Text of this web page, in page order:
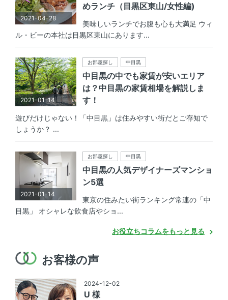
2021-04-28
めランチ（目黒区東山/女性編)
美味しいランチでお腹も心も大満足 ウィ
ル・ビーの本社は目黒区東山にあります...
2021-01-14
お部屋探し 中目黒
中目黒の中でも家賃が安いエリア
は？中目黒の家賃相場を解説しま
す！
遊びだけじゃない！「中目黒」は住みやすい街だとご存知で
しょうか？ ...
2021-01-14
お部屋探し 中目黒
中目黒の人気デザイナーズマンショ
ン5選
東京の住みたい街ランキング常連の「中
目黒」 オシャレな飲食店やショ...
お役立ちコラムをもっと見る
お客様の声
2024-12-02
U 様